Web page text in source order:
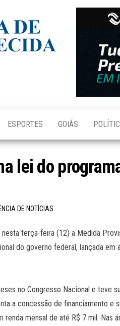
Aparecida
ESPORTES GOIÁS
lei do
DE NOTÍCIAS
terça-feira (12) a Medida
do governo federal, lançada
no Congresso Nacional e teve
a concessão de financiamento e
renda mensal de até R$ 7 mil. Nas